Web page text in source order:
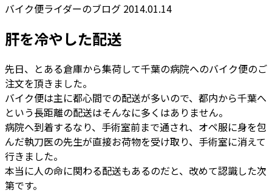
バイク便ライダーのブログ 2014.01.14
肝を冷やした配送
先日、とある倉庫から集荷して千葉の病院へのバイク便のご
注文を頂きました。
バイク便は主に都心間での配送が多いので、都内から千葉へ
という長距離の配送はそんなに多くはありません。
病院へ到着するなり、手術室前まで通され、オペ服に身を包
んだ執刀医の先生が直接お荷物を受け取り、手術室に消えて
行きました。
本当に人の命に関わる配送もあるのだと、改めて認識した次
第です。